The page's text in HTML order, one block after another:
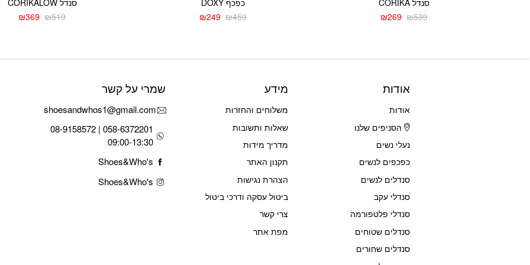
סנדל CORIKA
₪539
המחיר
₪269
המחיר
כפכף DOXY
₪459
המחיר
₪249
המחיר
סנדל CORIKALOW
₪519
המחיר
₪369
המחיר
אודות
אודות
הסניפים שלנו
נעלי נשים
כפכפים לנשים
סנדלים לנשים
סנדלי עקב
סנדלי פלטפורמה
סנדלים שטוחים
סנדלים שחורים
מידע
משלוחים והחזרות
שאלות ותשובות
מדריך מידות
תקנון האתר
הצהרת נגישות
ביטול עסקה ודרכי ביטול
צרי קשר
מפת אתר
שמרי על קשר
shoesandwhos1@gmail.com
058-6372201 | 08-9158572
09:00-13:30
Shoes&Who's
Shoes&Who's